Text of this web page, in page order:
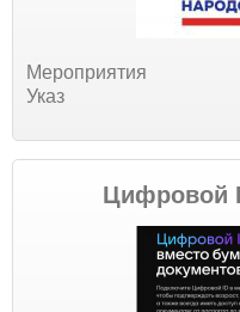
Мероприятия
Указ
Цифровой